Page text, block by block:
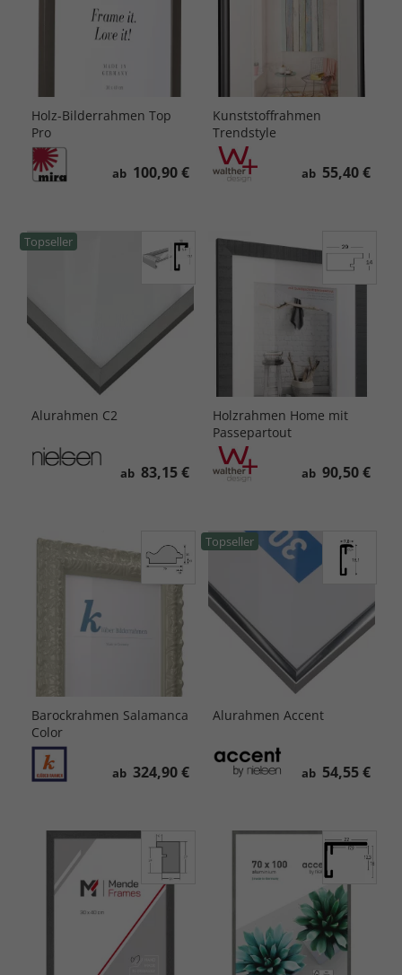
Holz-Bilderrahmen Top
Pro
ab 100,90 €
Kunststoffrahmen
Trendstyle
ab 55,40 €
Topseller
Alurahmen C2
ab 83,15 €
Holzrahmen Home mit
Passepartout
ab 90,50 €
Barockrahmen Salamanca
Color
ab 324,90 €
Topseller
Alurahmen Accent
ab 54,55 €